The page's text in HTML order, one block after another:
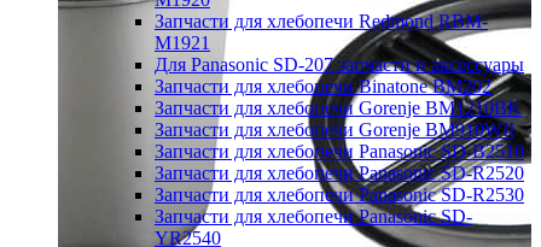
Запчасти для хлебопечи Redmond RBM-
M1921
Для Panasonic SD-207 запчасти и аксессуары
Запчасти для хлебопечи Binatone BM202
Запчасти для хлебопечи Gorenje BM1210BK
Запчасти для хлебопечи Gorenje BM910WII
Запчасти для хлебопечи Panasonic SD-B2510
Запчасти для хлебопечи Panasonic SD-R2520
Запчасти для хлебопечи Panasonic SD-R2530
Запчасти для хлебопечи Panasonic SD-
YR2540